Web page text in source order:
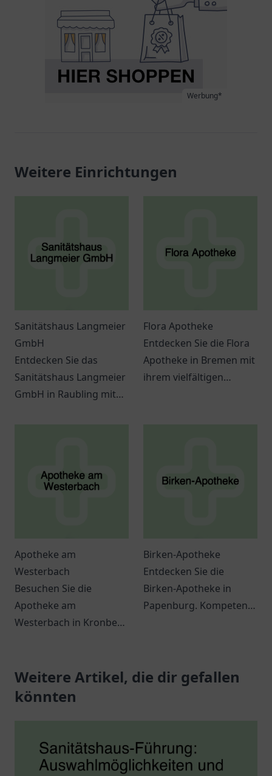
Werbung*
Weitere Einrichtungen
Sanitätshaus Langmeier
GmbH
Entdecken Sie das
Sanitätshaus Langmeier
GmbH in Raubling mit
Flora Apotheke
Entdecken Sie die Flora
Apotheke in Bremen mit
ihrem vielfältigen
Apotheke am
Westerbach
Besuchen Sie die
Apotheke am
Westerbach in Kronberg
Gesundheitsberatung
und ein breites Angebot
Birken-Apotheke
Entdecken Sie die
Birken-Apotheke in
Papenburg. Kompetente
für Ihre Gesundheit.
Weitere Artikel, die dir gefallen
könnten